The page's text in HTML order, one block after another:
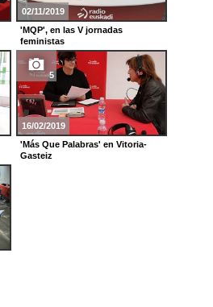
02/11/2019
'MQP', en las V jornadas
feministas
5
16/02/2019
'Más Que Palabras' en Vitoria-
Gasteiz